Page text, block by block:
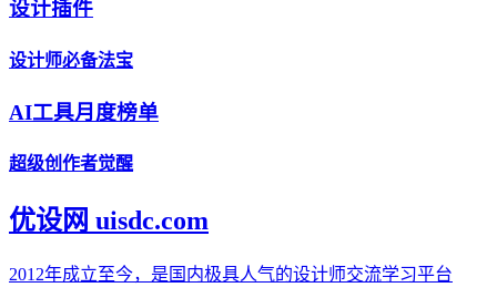
设计插件
设计师必备法宝
AI工具月度榜单
超级创作者觉醒
优设网 uisdc.com
2012年成立至今，是国内极具人气的设计师交流学习平台